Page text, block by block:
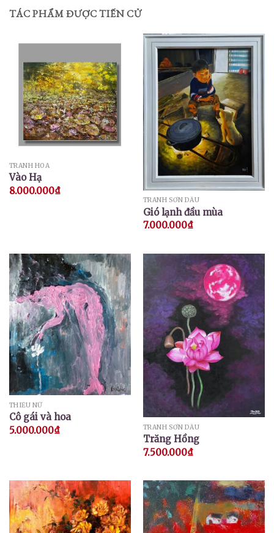
TÁC PHẨM ĐƯỢC TIẾN CỬ
TRANH HOA
Vào Hạ
8.000.000₫
TRANH SƠN DẦU
Gió lạnh đầu mùa
7.000.000₫
THIẾU NỮ
Cô gái và hoa
5.000.000₫ TRANH SƠN DẦU
Trăng Hồng
7.500.000₫